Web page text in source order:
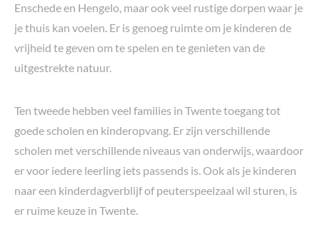
Enschede en Hengelo, maar ook veel rustige dorpen waar je
je thuis kan voelen. Er is genoeg ruimte om je kinderen de
vrijheid te geven om te spelen en te genieten van de
uitgestrekte natuur.
Ten tweede hebben veel families in Twente toegang tot
goede scholen en kinderopvang. Er zijn verschillende
scholen met verschillende niveaus van onderwijs, waardoor
er voor iedere leerling iets passends is. Ook als je kinderen
naar een kinderdagverblijf of peuterspeelzaal wil sturen, is
er ruime keuze in Twente.